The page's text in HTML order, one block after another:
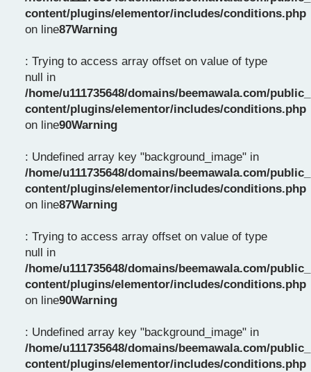
content/plugins/elementor/includes/conditions.php
on line87Warning
: Trying to access array offset on value of type
null in
/home/u111735648/domains/beemawala.com/
content/plugins/elementor/includes/conditions.php
on line90Warning
: Undefined array key "background_image" in
/home/u111735648/domains/beemawala.com/
content/plugins/elementor/includes/conditions.php
on line87Warning
: Trying to access array offset on value of type
null in
/home/u111735648/domains/beemawala.com/
content/plugins/elementor/includes/conditions.php
on line90Warning
: Undefined array key "background_image" in
/home/u111735648/domains/beemawala.com/
content/plugins/elementor/includes/conditions.php